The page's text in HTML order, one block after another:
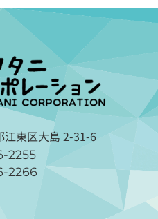
江東区大島 2-31-6
2255
2266